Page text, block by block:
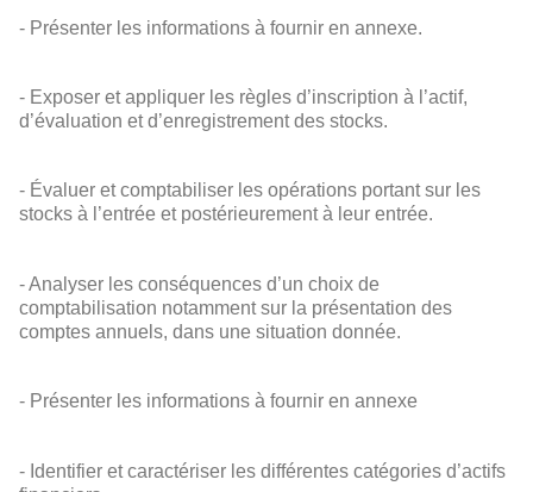
- Présenter les informations à fournir en annexe.
- Exposer et appliquer les règles d’inscription à l’actif,
d’évaluation et d’enregistrement des stocks.
- Évaluer et comptabiliser les opérations portant sur les
stocks à l’entrée et postérieurement à leur entrée.
- Analyser les conséquences d’un choix de
comptabilisation notamment sur la présentation des
comptes annuels, dans une situation donnée.
- Présenter les informations à fournir en annexe
- Identifier et caractériser les différentes catégories d’actifs